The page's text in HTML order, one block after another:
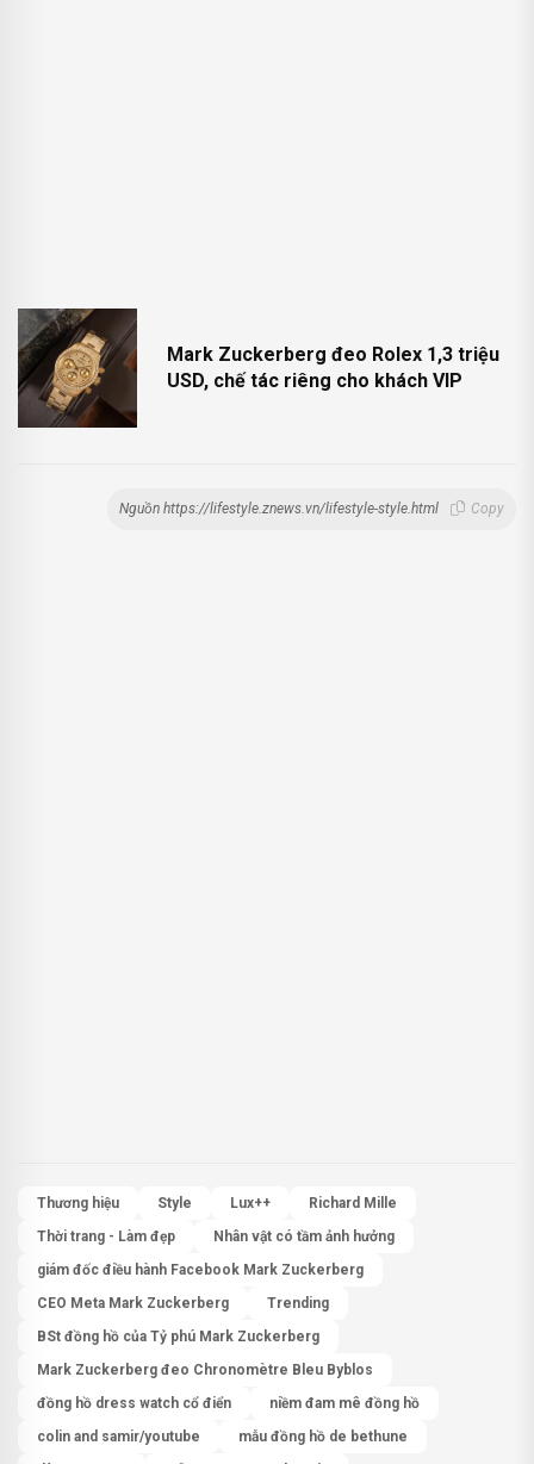
Mark Zuckerberg đeo Rolex 1,3 triệu
USD, chế tác riêng cho khách VIP
Nguồn https://lifestyle.znews.vn/lifestyle-style.html Copy
Thương hiệu Style Lux++
Richard Mille
Thời trang - Làm đẹp
Nhân vật có tầm ảnh hưởng
giám đốc điều hành Facebook Mark Zuckerberg
CEO Meta Mark Zuckerberg
Trending
BSt đồng hồ của Tỷ phú Mark Zuckerberg
Mark Zuckerberg đeo Chronomètre Bleu Byblos
đồng hồ dress watch cổ điển
niềm đam mê đồng hồ
colin and samir/youtube
mẫu đồng hồ de bethune